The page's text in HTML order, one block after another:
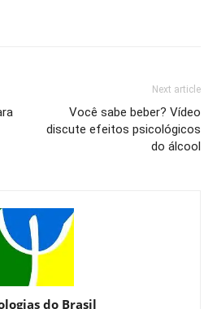
Next article
Você sabe beber? Vídeo
discute efeitos psicológicos
do álcool
do Brasil